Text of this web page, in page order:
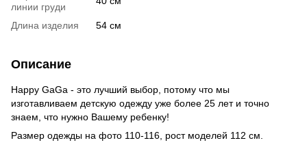
линии груди
Длина изделия 54 см
Описание
Happy GaGa - это лучший выбор, потому что мы
изготавливаем детскую одежду уже более 25 лет и точно
знаем, что нужно Вашему ребенку!
Размер одежды на фото 110-116, рост моделей 112 см.